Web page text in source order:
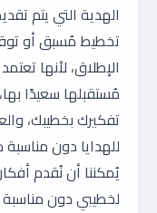
الهدية التي يتم
تخطيط مُسبق أو
الإطلاق، لأنها
مُستقبلها سعيدًا
تفكيرك بخطيبك،
للهدايا دون
يُمكننا أن نُقدم
لخطيبي دون مناسبة